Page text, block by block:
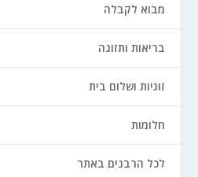
מבוא לקבלה
בריאות ותזונה
זוגיות ושלום בית
חלומות
לכל הרבנים באתר